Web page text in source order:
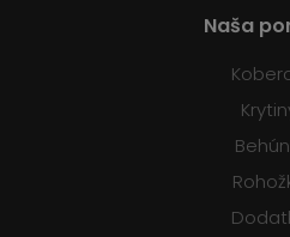
Naša